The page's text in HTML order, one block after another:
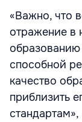
«Важно, что
отражение в
образованию
способной
качество
приблизить